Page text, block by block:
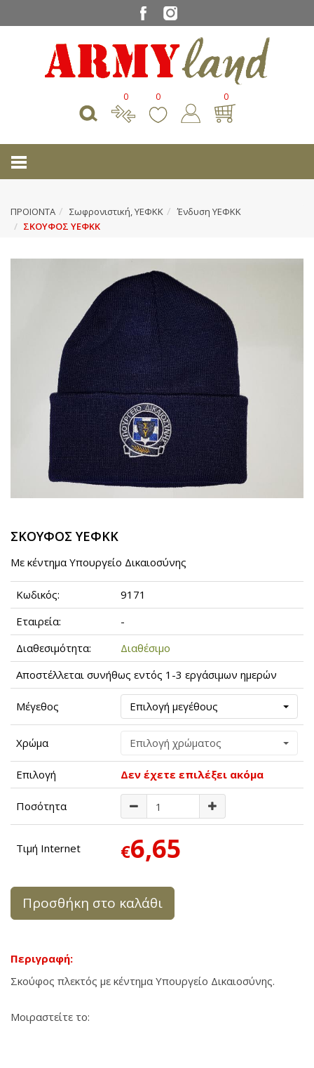
0 0 0
ΠΡΟΙΟΝΤΑ Σωφρονιστική, ΥΕΦΚΚ
Ένδυση ΥΕΦΚΚ
ΣΚΟΥΦΟΣ ΥΕΦΚΚ
ΣΚΟΥΦΟΣ ΥΕΦΚΚ
Mε κέντημα Υπουργείο Δικαιοσύνης
Κωδικός:
9171
Εταιρεία:
-
Διαθεσιμότητα:
Διαθέσιμο
Αποστέλλεται συνήθως εντός 1-3 εργάσιμων ημερών
Μέγεθος Επιλογή μεγέθους
Χρώμα Επιλογή χρώματος
Επιλογή Δεν έχετε επιλέξει ακόμα
Ποσότητα
Τιμή Internet €6,65
Προσθήκη στο καλάθι
Περιγραφή:
Σκούφος πλεκτός με κέντημα Υπουργείο Δικαιοσύνης.
Μοιραστείτε το: